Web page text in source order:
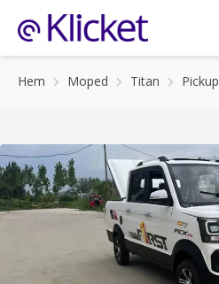
Hem Moped Titan Pickup